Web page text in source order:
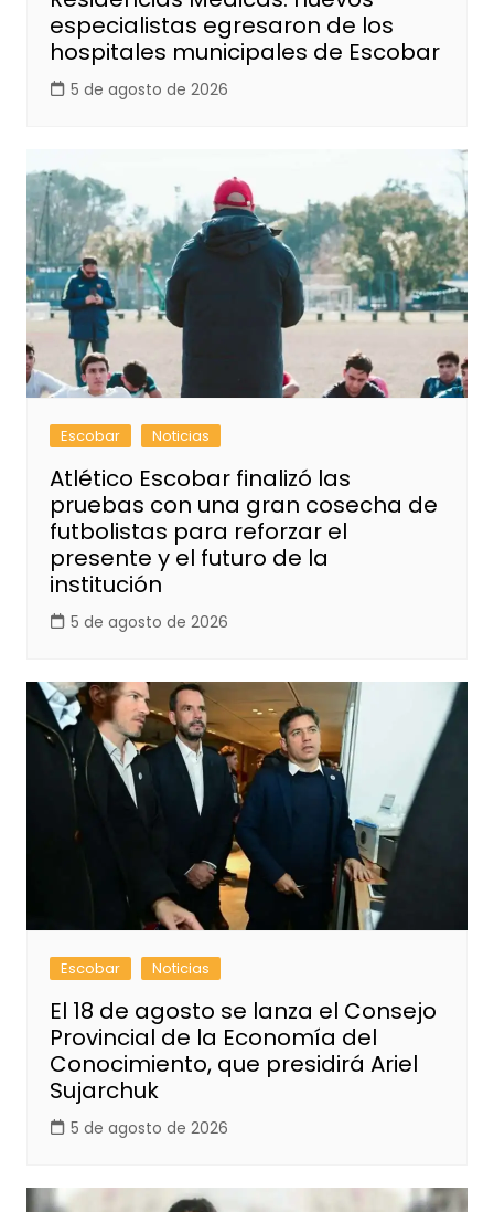
especialistas egresaron de los
hospitales municipales de Escobar
5 de agosto de 2026
Escobar Noticias
Atlético Escobar finalizó las
pruebas con una gran cosecha de
futbolistas para reforzar el
presente y el futuro de la
institución
5 de agosto de 2026
Escobar Noticias
El 18 de agosto se lanza el Consejo
Provincial de la Economía del
Conocimiento, que presidirá Ariel
Sujarchuk
5 de agosto de 2026